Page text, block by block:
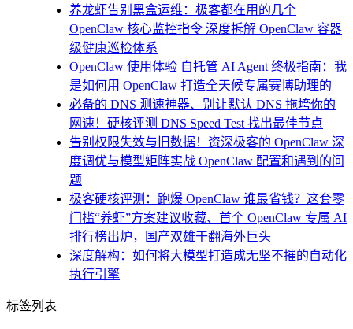
养龙虾告别黑盒运维：极客都在用的几个
OpenClaw 核心监控指令 深度拆解 OpenClaw 容器
级健康巡检体系
OpenClaw 使用体验 自托管 AI Agent 终极指南：我
是如何用 OpenClaw 打造全天候专属赛博助理的
必备的 DNS 测速神器、别让默认 DNS 拖垮你的
网速！硬核评测 DNS Speed Test 找出最佳节点
告别权限失效与旧数据！资深极客的 OpenClaw 深
度调优与模型矩阵实战 OpenClaw 配置和遇到的问
题
极客硬核评测：跑爆 OpenClaw 谁最省钱？这套零
门槛“养虾”方案建议收藏、首个 OpenClaw 专属 AI
排行榜出炉，国产双雄干翻海外巨头
深度解构：如何将大模型打造成无坚不摧的自动化
执行引擎
标签列表